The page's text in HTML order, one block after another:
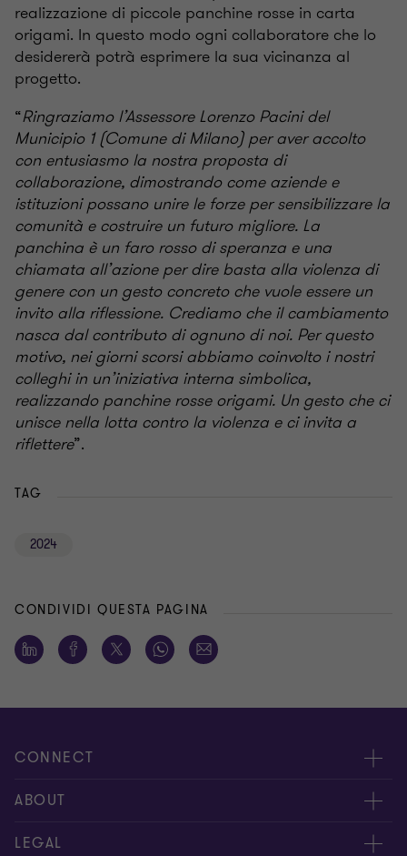
realizzazione di piccole panchine rosse in carta
origami. In questo modo ogni collaboratore che lo
desidererà potrà esprimere la sua vicinanza al
progetto.
“Ringraziamo l’Assessore Lorenzo Pacini del
Municipio 1 (Comune di Milano) per aver accolto
con entusiasmo la nostra proposta di
collaborazione, dimostrando come aziende e
istituzioni possano unire le forze per sensibilizzare la
comunità e costruire un futuro migliore. La
panchina è un faro rosso di speranza e una
chiamata all’azione per dire basta alla violenza di
genere con un gesto concreto che vuole essere un
invito alla riflessione. Crediamo che il cambiamento
nasca dal contributo di ognuno di noi. Per questo
motivo, nei giorni scorsi abbiamo coinvolto i nostri
colleghi in un’iniziativa interna simbolica,
realizzando panchine rosse origami. Un gesto che ci
unisce nella lotta contro la violenza e ci invita a
riflettere”.
TAG
2024
CONDIVIDI QUESTA PAGINA
CONNECT
Contattaci
I nostri professionisti
ABOUT
Chi siamo
LEGAL